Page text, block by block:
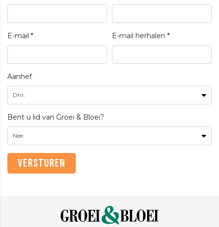
E-mail * E-mail herhalen *
Aanhef
Bent u lid van Groei & Bloei?